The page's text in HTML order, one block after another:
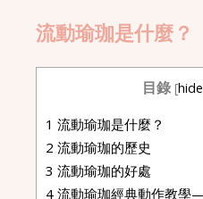
流動瑜珈是什麼？
目錄 [hide
1 流動瑜珈是什麼？
2 流動瑜珈的歷史
3 流動瑜珈的好處
4 流動瑜珈經典動作教